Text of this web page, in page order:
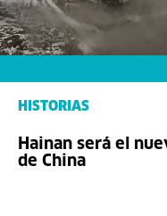
HISTORIAS
Hainan será el
de China